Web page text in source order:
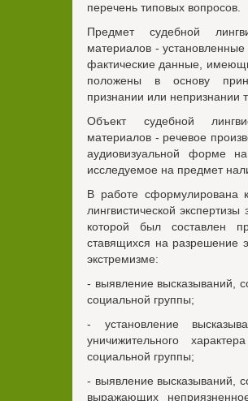
перечень типовых вопросов.
Предмет судебной
материалов -
фактические данные,
положены в основу
признании или непризнании
Объект судебной
материалов - речевое
аудиовизуальной форме
исследуемое на предмет
В работе сформулирована
лингвистической
которой был составлен
ставящихся на разрешение
экстремизме:
- выявление высказываний,
социальной группы;
- установление
уничижительного
социальной группы;
- выявление высказываний,
выражающих